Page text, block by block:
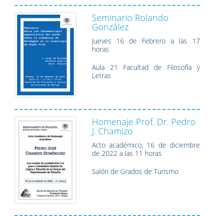
Seminario Rolando
González
Jueves 16 de Febrero a las 17
horas
Aula 21 Facultad de Filosofía y
Letras
Homenaje Prof. Dr. Pedro
J. Chamizo
Acto académico, 16 de diciembre
de 2022 a las 11 horas
Salón de Grados de Turismo